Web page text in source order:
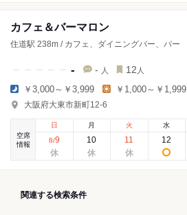
カフェ＆バーマロン
住道駅 238m / カフェ、ダイニングバー、バー
- - 人 12 人
￥3,000～￥3,999 ￥1,000～￥1,999
大阪府大東市新町12-6
空席
情報
日
8/9
月
10
火
11
水
12
関連する検索条件